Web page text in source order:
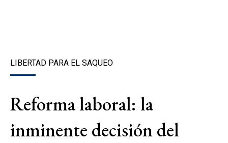
LIBERTAD PARA EL SAQUEO
Reforma laboral: la
inminente decisión del